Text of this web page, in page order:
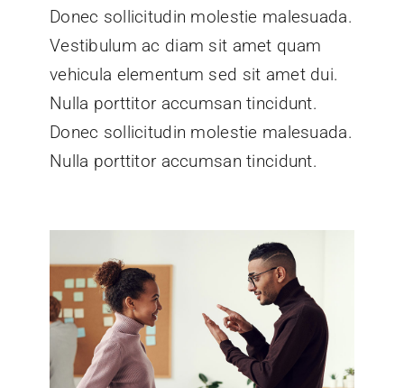
Donec sollicitudin molestie malesuada.
Vestibulum ac diam sit amet quam
vehicula elementum sed sit amet dui.
Nulla porttitor accumsan tincidunt.
Donec sollicitudin molestie malesuada.
Nulla porttitor accumsan tincidunt.